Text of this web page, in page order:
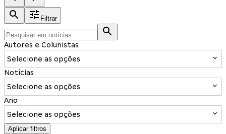
Filtrar
Autores e Colunistas
Selecione as opções
Notícias
Selecione as opções
Ano
Selecione as opções
Aplicar filtros